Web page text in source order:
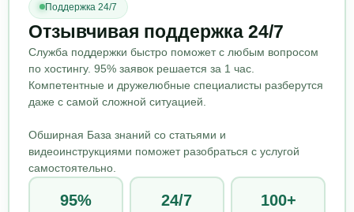
Поддержка 24/7
Отзывчивая поддержка 24/7
Служба поддержки быстро поможет с любым вопросом
по хостингу. 95% заявок решается за 1 час.
Компетентные и дружелюбные специалисты разберутся
даже с самой сложной ситуацией.
Обширная База знаний со статьями и
видеоинструкциями поможет разобраться с услугой
самостоятельно.
95% 24/7 100+